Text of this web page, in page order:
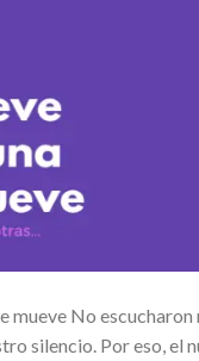
mueve No
silencio. Por eso, el